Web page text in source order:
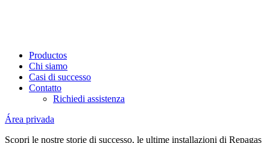
Productos
Chi siamo
Casi di successo
Contatto
Richiedi assistenza
Área privada
Scopri le nostre storie di successo, le ultime installazioni di Repagas